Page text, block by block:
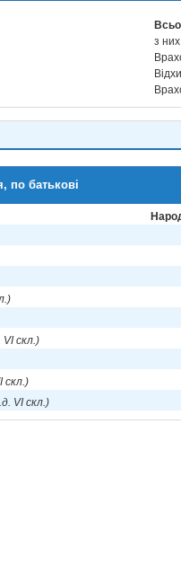
з
по батькові
VI скл.)
скл.)
VI скл.)